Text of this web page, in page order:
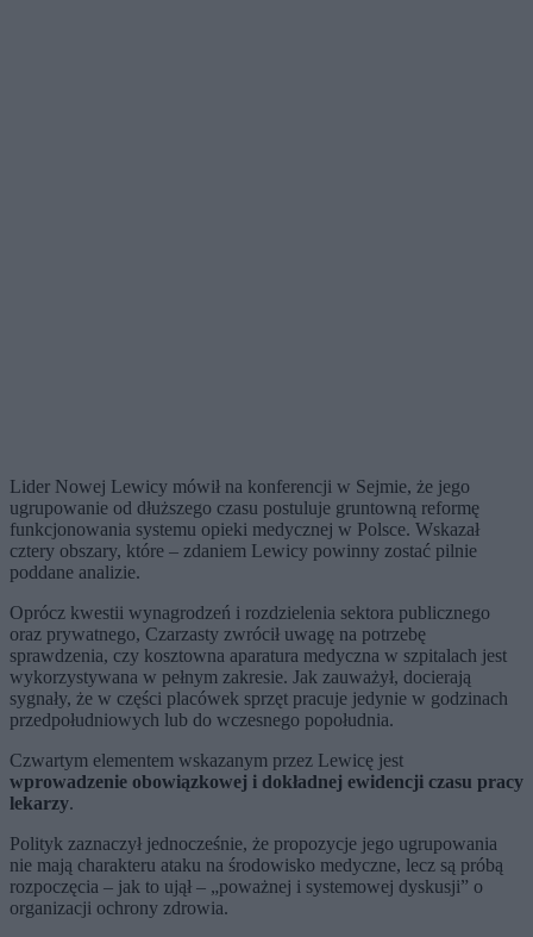
Lider Nowej Lewicy mówił na konferencji w Sejmie, że jego
ugrupowanie od dłuższego czasu postuluje gruntowną reformę
funkcjonowania systemu opieki medycznej w Polsce. Wskazał
cztery obszary, które – zdaniem Lewicy powinny zostać pilnie
poddane analizie.
Oprócz kwestii wynagrodzeń i rozdzielenia sektora publicznego
oraz prywatnego, Czarzasty zwrócił uwagę na potrzebę
sprawdzenia, czy kosztowna aparatura medyczna w szpitalach jest
wykorzystywana w pełnym zakresie. Jak zauważył, docierają
sygnały, że w części placówek sprzęt pracuje jedynie w godzinach
przedpołudniowych lub do wczesnego popołudnia.
Czwartym elementem wskazanym przez Lewicę jest
wprowadzenie obowiązkowej i dokładnej ewidencji czasu pracy
lekarzy.
Polityk zaznaczył jednocześnie, że propozycje jego ugrupowania
nie mają charakteru ataku na środowisko medyczne, lecz są próbą
rozpoczęcia – jak to ujął – „poważnej i systemowej dyskusji” o
organizacji ochrony zdrowia.